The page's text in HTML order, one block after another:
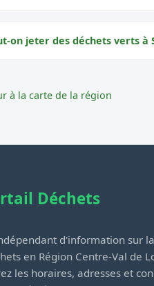
on jeter des déchets verts à
à la carte de la région
Déchets
d'information sur
en Région Centre-Val de
les horaires, adresses et